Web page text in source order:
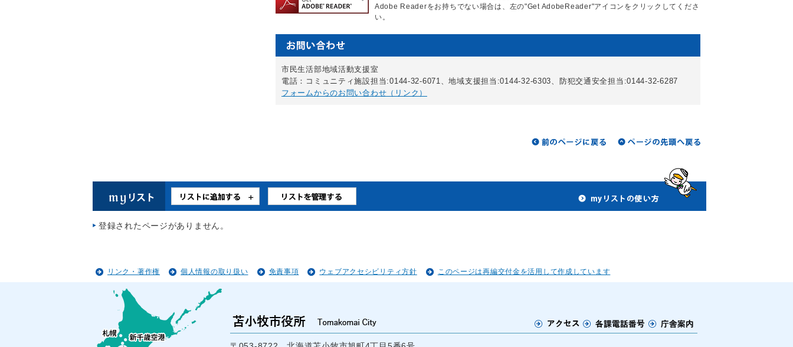
Adobe Readerをお持ちでない場合は、左の"Get AdobeReader"アイコンをクリックしてくださ
い。
市民生活部地域活動支援室
電話：コミュニティ施設担当:0144-32-6071、地域支援担当:0144-32-6303、防犯交通安全担当:0144-32-6287
フォームからのお問い合わせ（リンク）
登録されたページがありません。
リンク・著作権 個人情報の取り扱い 免責事項 ウェブアクセシビリティ方針 このページは再編交付金を活用して作成しています